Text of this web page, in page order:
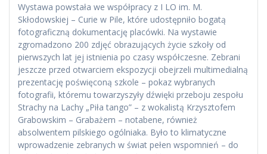
Wystawa powstała we współpracy z I LO im. M.
Skłodowskiej – Curie w Pile, które udostępniło bogatą
fotograficzną dokumentację placówki. Na wystawie
zgromadzono 200 zdjęć obrazujących życie szkoły od
pierwszych lat jej istnienia po czasy współczesne. Zebrani
jeszcze przed otwarciem ekspozycji obejrzeli multimedialną
prezentację poświęconą szkole – pokaz wybranych
fotografii, któremu towarzyszyły dźwięki przeboju zespołu
Strachy na Lachy „Piła tango” – z wokalistą Krzysztofem
Grabowskim – Grabażem – notabene, również
absolwentem pilskiego ogólniaka. Było to klimatyczne
wprowadzenie zebranych w świat pełen wspomnień – do